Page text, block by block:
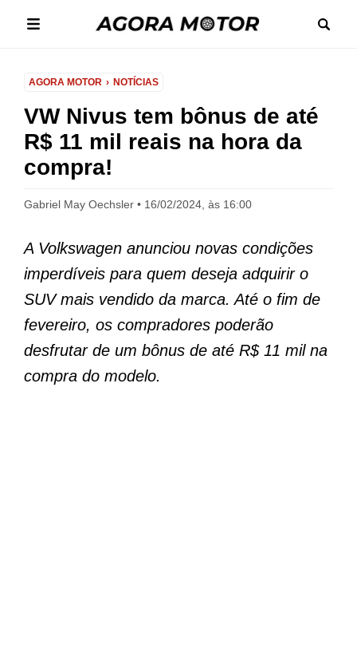
AGORA MOTOR NOTÍCIAS
VW Nivus tem bônus de até
R$ 11 mil reais na hora da
compra!
Gabriel May Oechsler 16/02/2024, às 16:00
A Volkswagen anunciou novas condições
imperdíveis para quem deseja adquirir o
SUV mais vendido da marca. Até o fim de
fevereiro, os compradores poderão
desfrutar de um bônus de até R$ 11 mil na
compra do modelo.